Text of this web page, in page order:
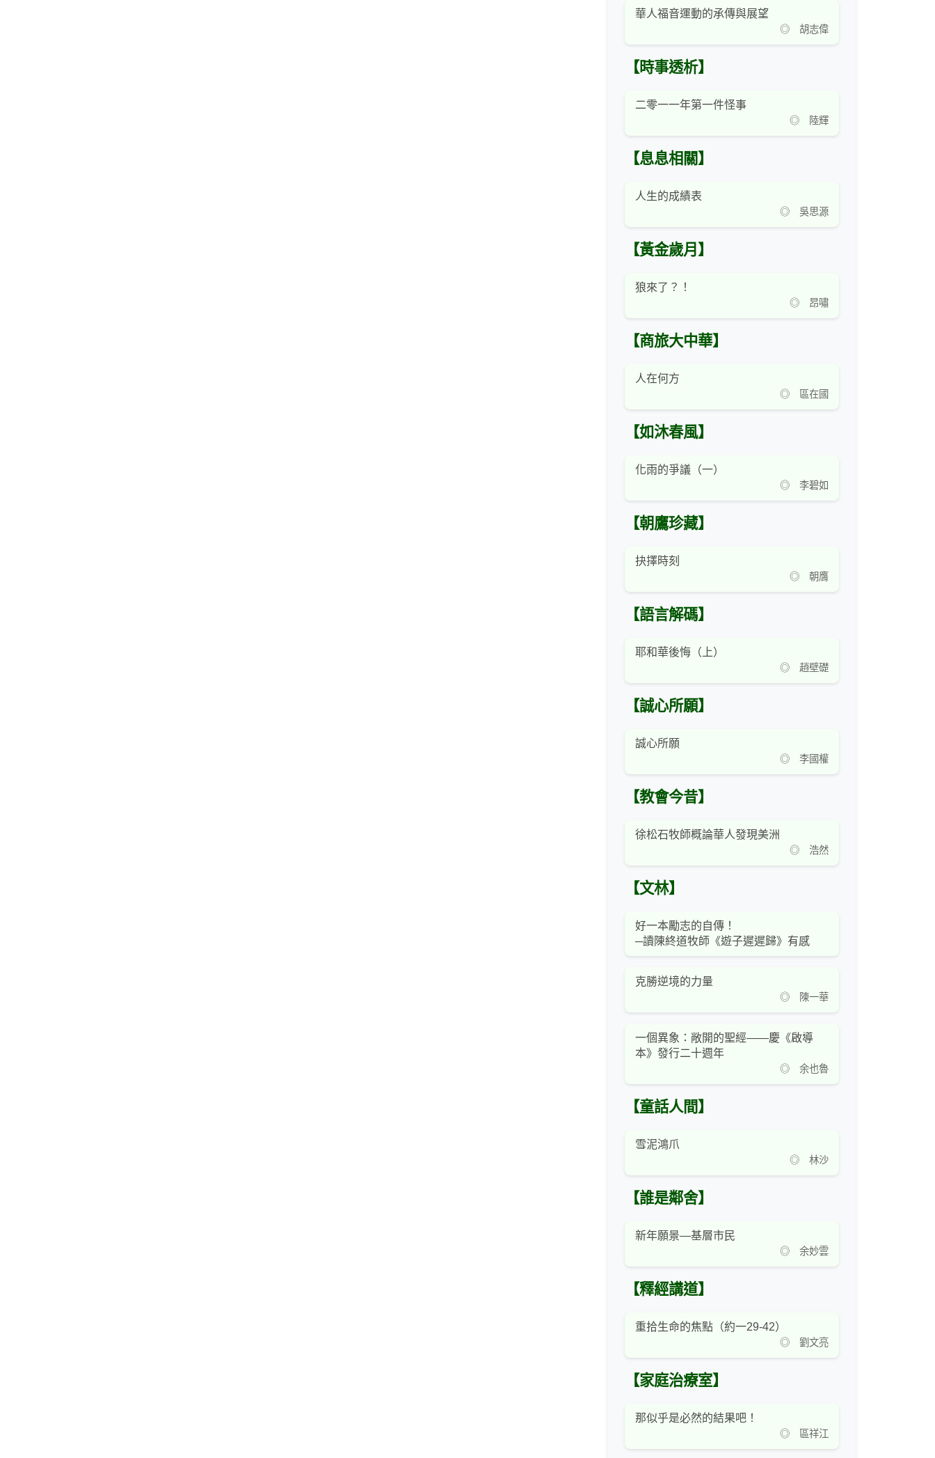
華人福音運動的承傳與展望
◎ 胡志偉
【時事透析】
二零一一年第一件怪事
◎ 陸輝
【息息相關】
人生的成績表
◎ 吳思源
【黃金歲月】
狼來了？！
◎ 昂嘯
【商旅大中華】
人在何方
◎ 區在國
【如沐春風】
化雨的爭議（一）
◎ 李碧如
【朝鷹珍藏】
抉擇時刻
◎ 朝膺
【語言解碼】
耶和華後悔（上）
◎ 趙壁礎
【誠心所願】
誠心所願
◎ 李國權
【教會今昔】
徐松石牧師概論華人發現美洲
◎ 浩然
【文林】
好一本勵志的自傳！
─讀陳終道牧師《遊子遲遲歸》有感
克勝逆境的力量
◎ 陳一華
一個異象：敞開的聖經——慶《啟導
本》發行二十週年
◎ 余也魯
【童話人間】
雪泥鴻爪
◎ 林沙
【誰是鄰舍】
新年願景—基層市民
◎ 余妙雲
【釋經講道】
重拾生命的焦點（約一29-42）
◎ 劉文亮
【家庭治療室】
那似乎是必然的結果吧！
◎ 區祥江